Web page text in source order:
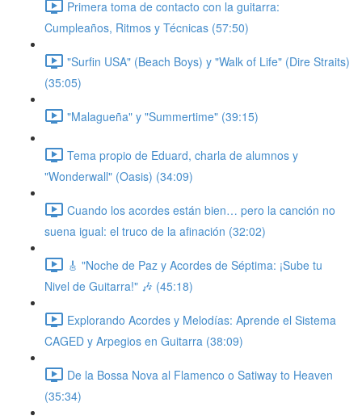
Primera toma de contacto con la guitarra:
Cumpleaños, Ritmos y Técnicas (57:50)
"Surfin USA" (Beach Boys) y "Walk of Life" (Dire Straits)
(35:05)
"Malagueña" y "Summertime" (39:15)
Tema propio de Eduard, charla de alumnos y
"Wonderwall" (Oasis) (34:09)
Cuando los acordes están bien… pero la canción no
suena igual: el truco de la afinación (32:02)
🎸 "Noche de Paz y Acordes de Séptima: ¡Sube tu
Nivel de Guitarra!" 🎶 (45:18)
Explorando Acordes y Melodías: Aprende el Sistema
CAGED y Arpegios en Guitarra (38:09)
De la Bossa Nova al Flamenco o Satiway to Heaven
(35:34)